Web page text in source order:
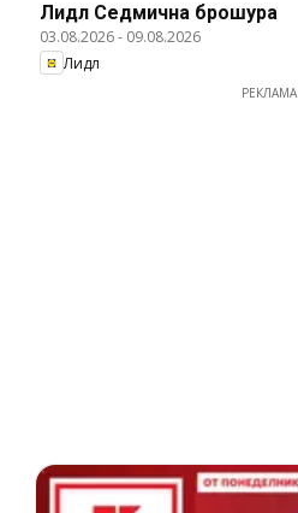
Лидл Cедмична брошура
03.08.2026- 09.08.2026
Лидл
РЕКЛАМА